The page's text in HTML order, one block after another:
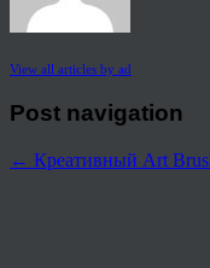
View all articles by ad
Post navigation
← Креативный Art